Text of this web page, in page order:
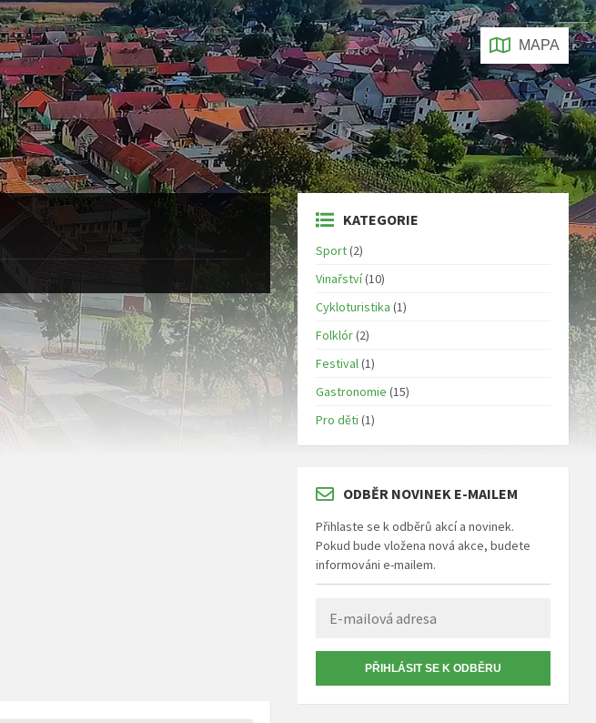
MAPA
KATEGORIE
Sport(2)
Vinařství(10)
Cykloturistika (1)
Folklór(2)
Festival(1)
Gastronomie (15)
Pro děti (1)
ODBĚR NOVINEK E-MAILEM
Přihlaste se k odběrů akcí a novinek.
Pokud bude vložena nová akce, budete
informováni e-mailem.
PŘIHLÁSIT SE K ODBĚRU